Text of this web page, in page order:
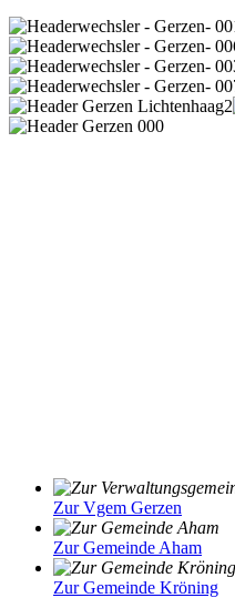
Zur Vgem Gerzen
Zur Gemeinde Aham
Zur Gemeinde Kröning